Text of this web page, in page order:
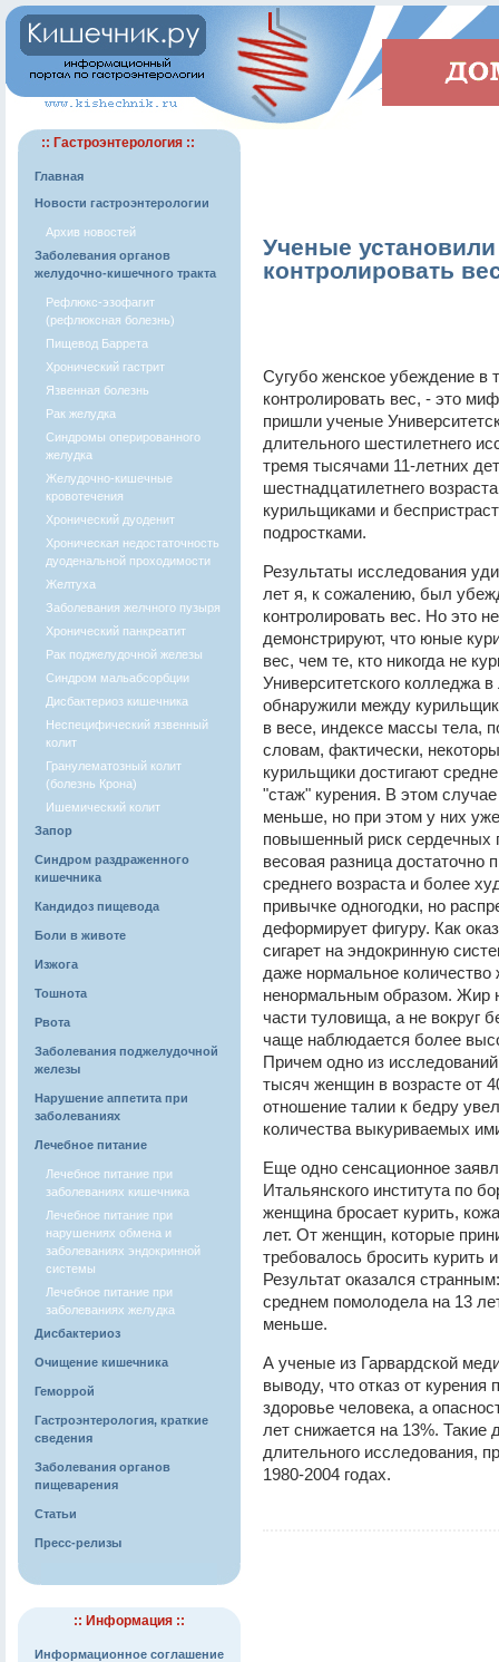
:: Гастроэнтерология ::
Главная
Новости гастроэнтерологии
Архив новостей
Заболевания органов
желудочно-кишечного тракта
Рефлюкс-эзофагит
(рефлюксная болезнь)
Пищевод Баррета
Хронический гастрит
Язвенная болезнь
Рак желудка
Синдромы оперированного
желудка
Желудочно-кишечные
кровотечения
Хронический дуоденит
Хроническая недостаточность
дуоденальной проходимости
Желтуха
Заболевания желчного пузыря
Хронический панкреатит
Рак поджелудочной железы
Синдром мальабсорбции
Дисбактериоз кишечника
Неспецифический язвенный
колит
Гранулематозный колит
(болезнь Крона)
Ишемический колит
Запор
Синдром раздраженного
кишечника
Кандидоз пищевода
Боли в животе
Изжога
Тошнота
Рвота
Заболевания поджелудочной
железы
Нарушение аппетита при
заболеваниях
Лечебное питание
Лечебное питание при
заболеваниях кишечника
Лечебное питание при
нарушениях обмена и
заболеваниях эндокринной
системы
Лечебное питание при
заболеваниях желудка
Дисбактериоз
Очищение кишечника
Геморрой
Гастроэнтерология, краткие
сведения
Заболевания органов
пищеварения
Статьи
Пресс-релизы
:: Информация ::
Информационное соглашение
Ученые
контролировать
Сугубо женское убеждение в
контролировать вес, - это
пришли ученые
длительного шестилетнего
тремя тысячами 11-летних
шестнадцатилетнего
курильщиками и
подростками.
Результаты исследования
лет я, к сожалению, был
контролировать вес. Но это
демонстрируют, что юные
вес, чем те, кто никогда не
Университетского колледжа
обнаружили между
в весе, индексе массы тела,
словам, фактически,
курильщики достигают
"стаж" курения. В этом
меньше, но при этом у них
повышенный риск сердечных
весовая разница достаточно
среднего возраста и более
привычке одногодки, но
деформирует фигуру. Как
сигарет на эндокринную
даже нормальное количество
ненормальным образом. Жир
части туловища, а не вокруг
чаще наблюдается более
Причем одно из
тысяч женщин в возрасте от
отношение талии к бедру
количества выкуриваемых
Еще одно сенсационное
Итальянского института по
женщина бросает курить,
лет. От женщин, которые
требовалось бросить курить
Результат оказался
среднем помолодела на 13
меньше.
А ученые из Гарвардской
выводу, что отказ от курения
здоровье человека, а
лет снижается на 13%.
длительного исследования,
1980-2004 годах.